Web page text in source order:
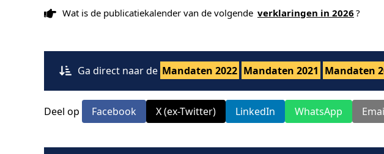
Wat is de publicatiekalender van de volgende verklaringen in 2026 ?
Ga direct naar de Mandaten 2022 Mandaten 2021 Mandaten
Deel op Facebook X (ex-Twitter) LinkedIn WhatsApp